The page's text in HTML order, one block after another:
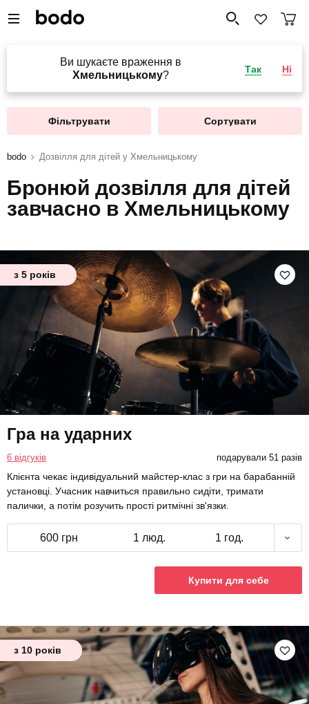
Ви шукаєте враження в
Хмельницькому?
Так Ні
Фільтрувати Сортувати
bodo Дозвілля для дітей у Хмельницькому
Бронюй дозвілля для дітей
завчасно в Хмельницькому
з 5 років
Гра на ударних
6 відгуків подарували 51 разів
Клієнта чекає індивідуальний майстер-клас з гри на барабанній
установці. Учасник навчиться правильно сидіти, тримати
палички, а потім розучить прості ритмічні зв'язки.
600 грн 1 люд. 1 год.
Купити для себе
з 10 років